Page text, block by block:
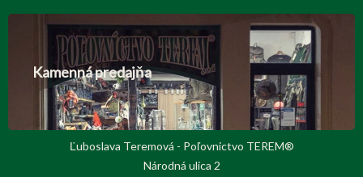
Kamenná predajňa
Ľuboslava Teremová - Poľovnictvo TEREM®
Národná ulica 2